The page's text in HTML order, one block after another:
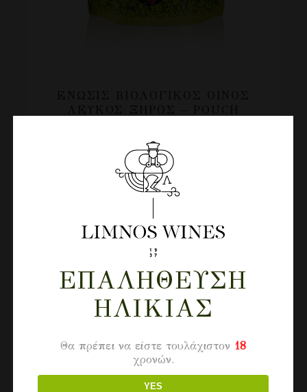
ΈΝΩΣΙΣ ΒΙΟΛΟΓΙΚΌΣ ΟΊΝΟΣ
ΛΕΥΚΌΣ ΞΗΡΌΣ – POUCH
7.20€
ΕΠΑΛΉΘΕΥΣΗ
ΗΛΙΚΊΑΣ
Θα πρέπει να είστε τουλάχιστον 18
χρονών.
YES